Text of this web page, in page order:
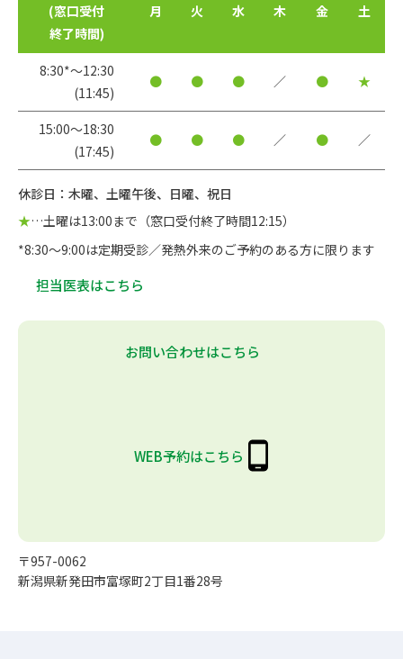
(窓口受付
終了時間)
月 火 水 木 金 土
8:30*〜12:30
(11:45)
● ● ● ／ ● ★
15:00〜18:30
(17:45)
● ● ● ／ ● ／
休診日：木曜、土曜午後、日曜、祝日
★…土曜は13:00まで（窓口受付終了時間12:15）
*8:30～9:00は定期受診／発熱外来のご予約のある方に限ります
担当医表はこちら
お問い合わせはこちら
WEB予約はこちら
〒957-0062
新潟県新発田市富塚町2丁目1番28号